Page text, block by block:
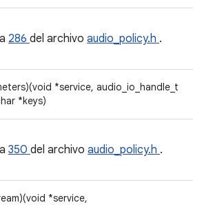
286 del archivo audio_policy.h .
*service, audio_io_handle_t
*keys)
350 del archivo audio_policy.h .
*service,